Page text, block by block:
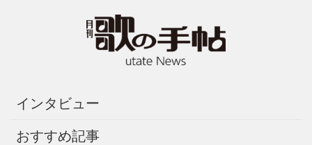
インタビュー
おすすめ記事